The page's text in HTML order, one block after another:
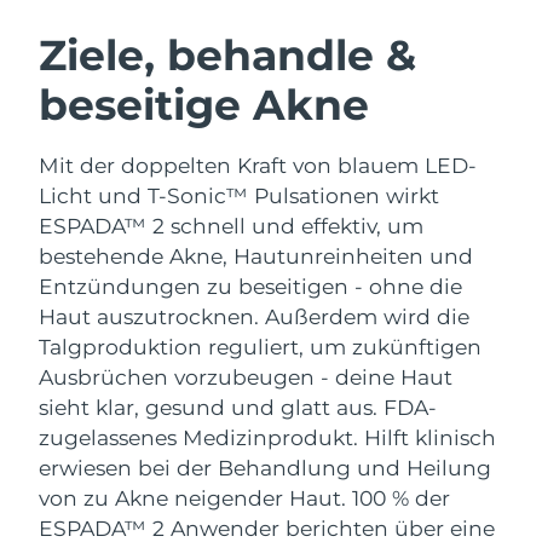
Ziele, behandle &
beseitige Akne
Mit der doppelten Kraft von blauem LED-
Licht und T-Sonic™ Pulsationen wirkt
ESPADA™ 2 schnell und effektiv, um
bestehende Akne, Hautunreinheiten und
Entzündungen zu beseitigen - ohne die
Haut auszutrocknen. Außerdem wird die
Talgproduktion reguliert, um zukünftigen
Ausbrüchen vorzubeugen - deine Haut
sieht klar, gesund und glatt aus. FDA-
zugelassenes Medizinprodukt. Hilft klinisch
erwiesen bei der Behandlung und Heilung
von zu Akne neigender Haut. 100 % der
ESPADA™ 2 Anwender berichten über eine
LUNA™ 4 Set
Anti-aging massage
LUNA™ 4 Plus
Massage, LED heating
LUNA™ 4 Men
For men, anti-aging massage
BEAR™ 2 Set
Microcurrent toning
BEAR™ 2 go
Microcurrent toning on-the-go
BEAR™ 2 eyes & lips
Microcurrent line smoothing device
Hydratisierung
UFO™ 3 Set
Deep facial hydration
UFO™ 3 LED
Near-infrared and red light therapy
device
Mundpflege
issa™ 4
Hybrid silicone sonic toothbrush
issa™ 4 plus
Smart hybrid silicone sonic toothbrush
FAQ™ ANTI-AGING-BEHANDLUNG
Anti-aging LED-Behandlungen
NEW
Österreich Erwartete Lieferung
Bahrain Erwartete Lieferung
Belgien Erwartete Lieferung8/11/26
Bermuda Erwartete Lieferung
Bosnien und
Herzegowina
Erwartete Lieferung
Brunei Darussalam Erwartete Lieferung8/16/26
Bulgarien Erwartete Lieferung8/11/26
Kanada Erwartete Lieferung 8/15/26